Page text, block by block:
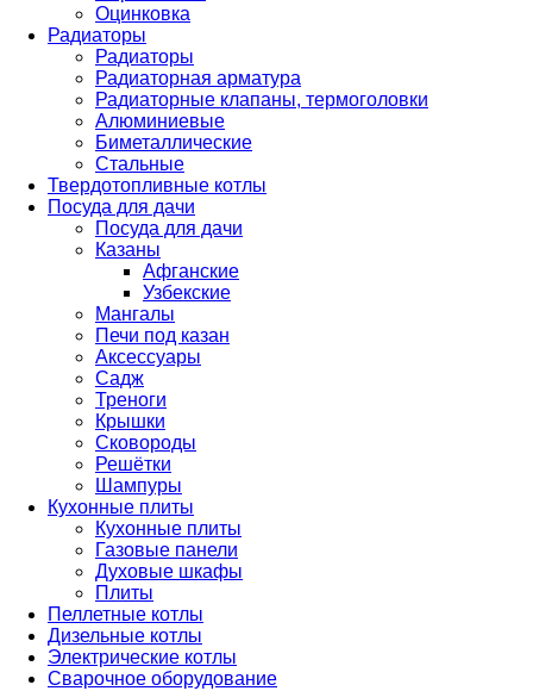
Оцинковка
Радиаторы
Радиаторы
Радиаторная арматура
Радиаторные клапаны, термоголовки
Алюминиевые
Биметаллические
Стальные
Твердотопливные котлы
Посуда для дачи
Посуда для дачи
Казаны
Афганские
Узбекские
Мангалы
Печи под казан
Аксессуары
Садж
Треноги
Крышки
Сковороды
Решётки
Шампуры
Кухонные плиты
Кухонные плиты
Газовые панели
Духовые шкафы
Плиты
Пеллетные котлы
Дизельные котлы
Электрические котлы
Сварочное оборудование